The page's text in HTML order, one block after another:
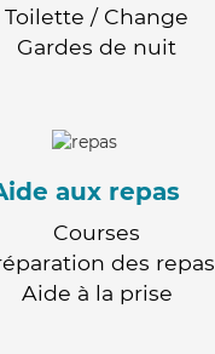
Toilette / Change
Gardes de nuit
aux repas
Courses
des repas
Aide à la prise